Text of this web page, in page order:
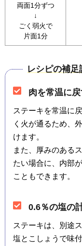
両面1分ずつ
↓
ごく弱火で
片面1分
レシピの補足
肉を常温に
ステーキを常温に
く火が通るため、
けます。
また、厚みのある
たい場合に、内部
こともできます。
0.6％の塩の
ステーキは、別途
塩とこしょうで味